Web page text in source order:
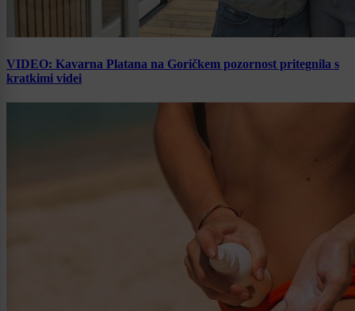
VIDEO: Kavarna Platana na Goričkem pozornost pritegnila s
kratkimi videi